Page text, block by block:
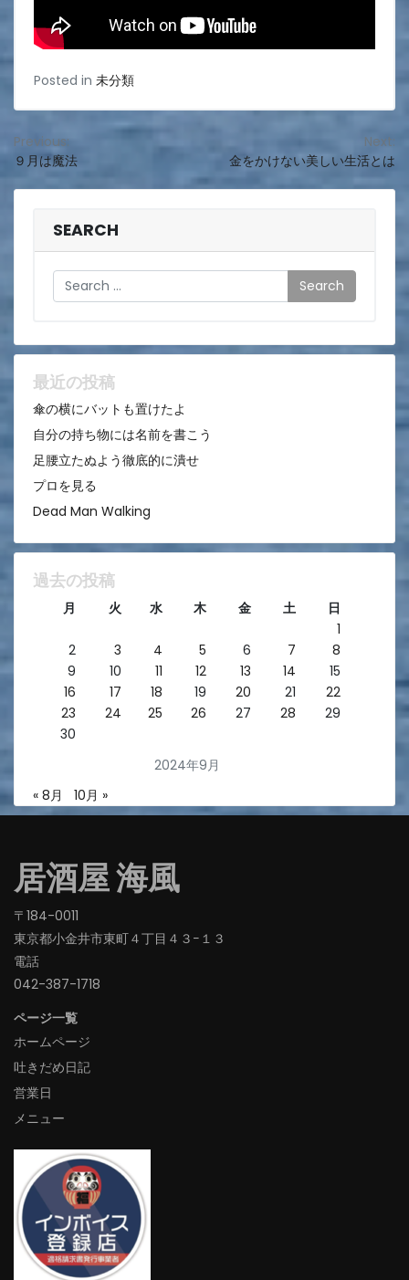
Posted in 未分類
投
稿
ョ
ン
Previous:
９月は魔法
Next:
金をかけない美しい生活とは
SEARCH
Search
最近の投稿
傘の横にバットも置けたよ
自分の持ち物には名前を書こう
足腰立たぬよう徹底的に潰せ
プロを見る
Dead Man Walking
過去の投稿
2024年9月
月 火 水 木 金 土
日
1
2
3 4 5 6 7
8
9
10 11 12 13 14
15
16
17 18 19 20 21
22
23
24 25 26 27 28
29
30
« 8月 10月 »
居酒屋 海風
〒184-0011
東京都小金井市東町４丁目４３−１３
電話
042-387-1718‬
ページ一覧
ホームページ
吐きだめ日記
営業日
メニュー